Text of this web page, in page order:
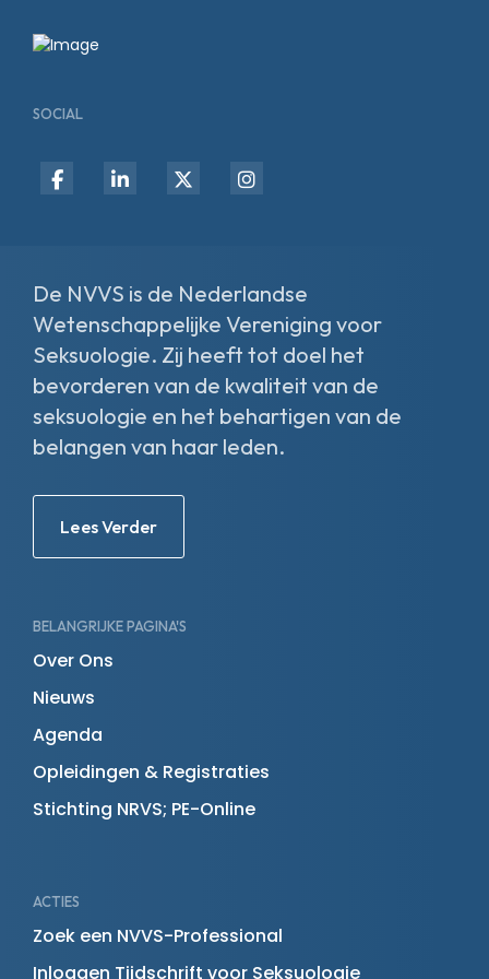
SOCIAL
fab
fab
fab
De NVVS is de Nederlandse
Wetenschappelijke Vereniging voor
Seksuologie. Zij heeft tot doel het
bevorderen van de kwaliteit van de
seksuologie en het behartigen van de
belangen van haar leden.
Lees Verder
BELANGRIJKE PAGINA'S
Over Ons
Nieuws
Agenda
Opleidingen & Registraties
Stichting NRVS; PE-Online
ACTIES
Zoek een NVVS-Professional
Inloggen Tijdschrift voor Seksuologie